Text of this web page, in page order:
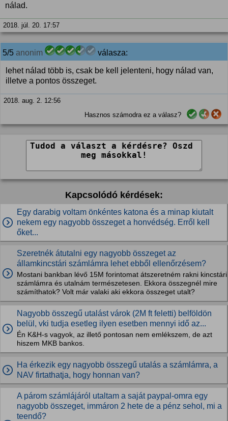
nálad.
2018. júl. 20. 17:57
5/5 anonim válasza:
lehet nálad több is, csak be kell jelenteni, hogy nálad van,
illetve a pontos összeget.
2018. aug. 2. 12:56
Hasznos számodra ez a válasz?
Kapcsolódó kérdések:
Egy darabig voltam önkéntes katona és a minap kiutalt
nekem egy nagyobb összeget a honvédség. Erről kell
őket...
Szeretnék átutalni egy nagyobb összeget az
államkincstári számlámra lehet ebből ellenőrzésem?
Mostani bankban lévő 15M forintomat átszeretném rakni kincstári
számlámra és utalnám természetesen. Ekkora összegnél mire
számíthatok? Volt már valaki aki ekkora összeget utalt?
Nagyobb összegű utalást várok (2M ft feletti) belföldön
belül, vki tudja esetleg ilyen esetben mennyi idő az...
Én K&H-s vagyok, az illető pontosan nem emlékszem, de azt
hiszem MKB bankos.
Ha érkezik egy nagyobb összegű utalás a számlámra, a
NAV firtathatja, hogy honnan van?
A párom számlájáról utaltam a saját paypal-omra egy
nagyobb összeget, immáron 2 hete de a pénz sehol, mi a
teendő?